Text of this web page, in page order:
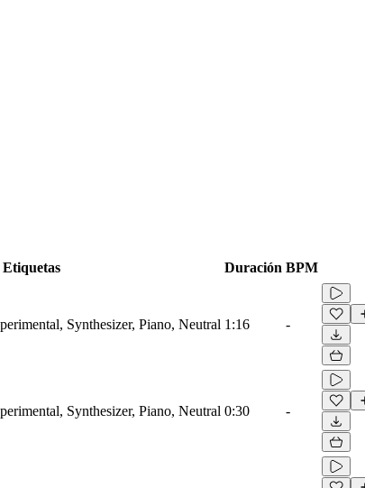
Etiquetas Duración BPM
Synthesizer, Piano, Neutral 1:16 -
Synthesizer, Piano, Neutral 0:30 -